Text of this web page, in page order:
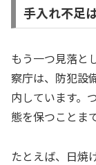
手入れ不足
もう一つ見落と
察庁は、防犯設
内しています。
態を保つことま
たとえば、日焼